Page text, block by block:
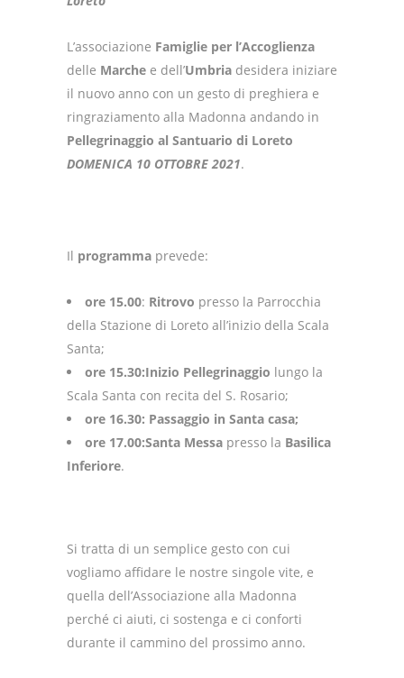
L’associazione Famiglie per l’Accoglienza
delle Marche e dell’Umbria desidera iniziare
il nuovo anno con un gesto di preghiera e
ringraziamento alla Madonna andando in
Pellegrinaggio al Santuario di Loreto
DOMENICA 10 OTTOBRE 2021.
Il programma prevede:
ore 15.00: Ritrovo presso la Parrocchia
della Stazione di Loreto all’inizio della Scala
Santa;
ore 15.30:Inizio Pellegrinaggio lungo la
Scala Santa con recita del S. Rosario;
ore 16.30: Passaggio in Santa casa;
ore 17.00:Santa Messa presso la Basilica
Inferiore.
Si tratta di un semplice gesto con cui
vogliamo affidare le nostre singole vite, e
quella dell’Associazione alla Madonna
perché ci aiuti, ci sostenga e ci conforti
durante il cammino del prossimo anno.